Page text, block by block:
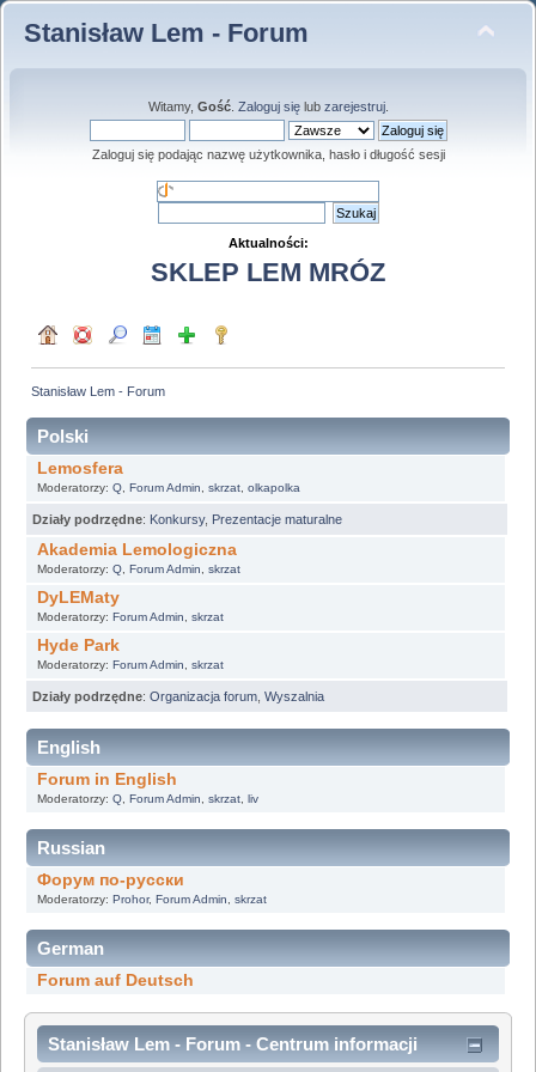
Stanisław Lem - Forum
Witamy, Gość. Zaloguj sięlub zarejestruj.
Zaloguj się podając nazwę użytkownika, hasło i długość sesji
Aktualności:
SKLEP LEM MRÓZ
Stanisław Lem - Forum
Polski
Lemosfera
Moderatorzy: Q, Forum Admin skrzat, olkapolka
Działy podrzędne: Konkursy, Prezentacje maturalne
Akademia Lemologiczna
Moderatorzy: Q, Forum Admin skrzat
DyLEMaty
Moderatorzy: Forum Admin skrzat
Hyde Park
Moderatorzy: Forum Admin skrzat
Działy podrzędne: Organizacja forum Wyszalnia
English
Forum in English
Moderatorzy: Q, Forum Admin skrzat, liv
Russian
Форум по-русски
Moderatorzy: Prohor, Forum Admin skrzat
German
Forum auf Deutsch
Stanisław Lem - Forum - Centrum informacji